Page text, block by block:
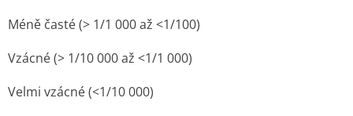
Méně časté (> 1/1 000 až <1/100)
Vzácné (> 1/10 000 až <1/1 000)
Velmi vzácné (<1/10 000)